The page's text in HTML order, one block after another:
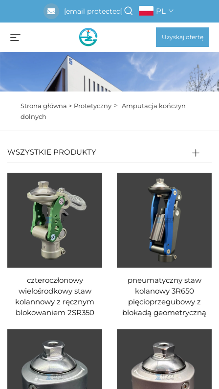
[email protected] PL
Uzyskaj ofertę
Strona główna > Protetyczny> Amputacja kończyn
dolnych
WSZYSTKIE PRODUKTY
czteroczłonowy
wielośrodkowy staw
kolannowy z ręcznym
blokowaniem 2SR350
pneumatyczny staw
kolanowy 3R650
pięcioprzegubowy z
blokadą geometryczną